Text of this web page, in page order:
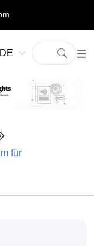
DE
für